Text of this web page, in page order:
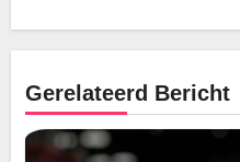
Gerelateerd Bericht